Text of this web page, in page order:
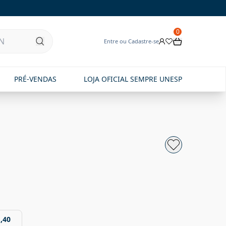
Entre ou Cadastre-se
0
PRÉ-VENDAS LOJA OFICIAL SEMPRE UNESP